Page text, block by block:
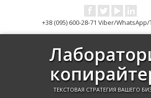
+38 (095) 600-28-71 Viber/
ТЕКСТОВАЯ СТРАТЕГИЯ ВАШЕГО